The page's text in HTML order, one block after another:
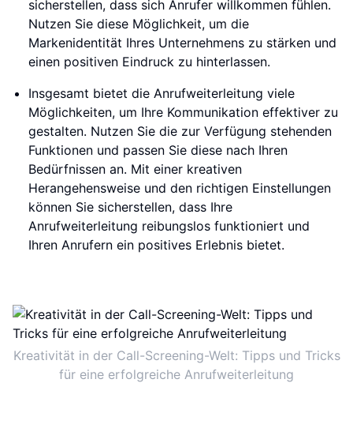
sicherstellen, dass sich Anrufer willkommen fühlen.
Nutzen Sie diese Möglichkeit, um die
Markenidentität Ihres Unternehmens zu stärken und
einen positiven Eindruck zu hinterlassen.
Insgesamt bietet die Anrufweiterleitung viele
Möglichkeiten, um Ihre Kommunikation effektiver zu
gestalten. Nutzen Sie die zur Verfügung stehenden
Funktionen und passen Sie diese nach Ihren
Bedürfnissen an. Mit einer kreativen
Herangehensweise und den richtigen Einstellungen
können Sie sicherstellen, dass Ihre
Anrufweiterleitung reibungslos funktioniert und
Ihren Anrufern ein positives Erlebnis bietet.
Kreativität in der Call-Screening-Welt: Tipps und Tricks
für eine erfolgreiche Anrufweiterleitung